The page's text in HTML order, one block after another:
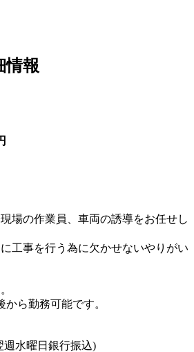
情報
場の作業員、車両の誘導をお任せし
工事を行う為に欠かせないやりがい
ら勤務可能です。
週水曜日銀行振込)